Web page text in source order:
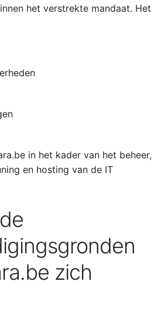
het verstrekte mandaat. Het
in het kader van het beheer,
en hosting van de IT
zich